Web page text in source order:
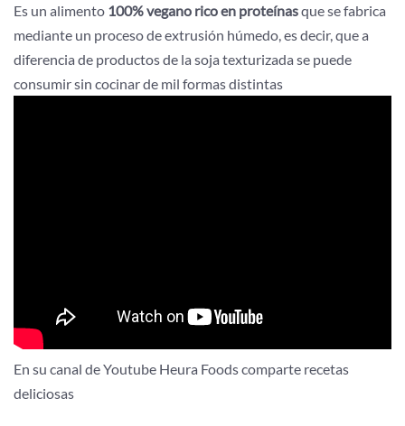
Es un alimento 100% vegano rico en proteínasque se fabrica
mediante un proceso de extrusión húmedo, es decir, que a
diferencia de productos de la soja texturizada se puede
consumir sin cocinar de mil formas distintas
En su canal de Youtube Heura Foods comparte recetas
deliciosas